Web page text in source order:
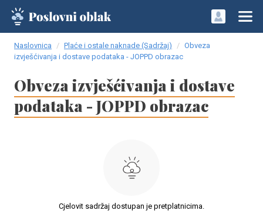
Naslovnica Plaće i ostale naknade (Sadržaj)
Obveza
izvješćivanja i dostave podataka - JOPPD obrazac
Obveza izvješćivanja i dostave
podataka - JOPPD obrazac
Cjelovit sadržaj dostupan je pretplatnicima.